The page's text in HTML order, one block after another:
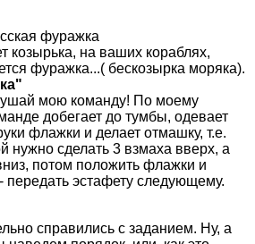
фуражка
козырька, на ваших кораблях,
фуражка...( бескозырка моряка).
мою команду! По моему
добегает до тумбы, одевает
флажки и делает отмашку, т.е.
нужно сделать 3 взмаха вверх, а
потом положить флажки и
передать эстафету следующему.
справились с заданием. Ну, а